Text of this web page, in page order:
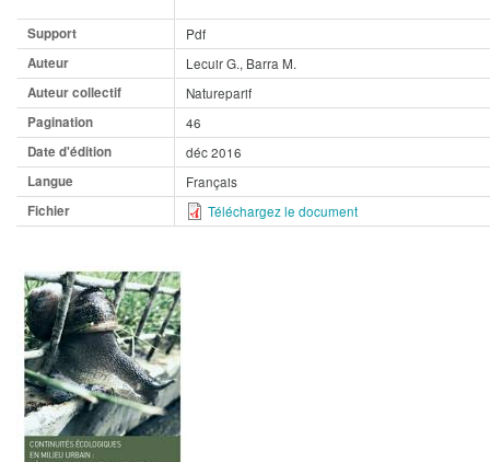
Support
Pdf
Auteur
Lecuir G., Barra M.
Auteur collectif
Natureparif
Pagination
46
Date d'édition
déc 2016
Langue
Français
Fichier
Téléchargez le document